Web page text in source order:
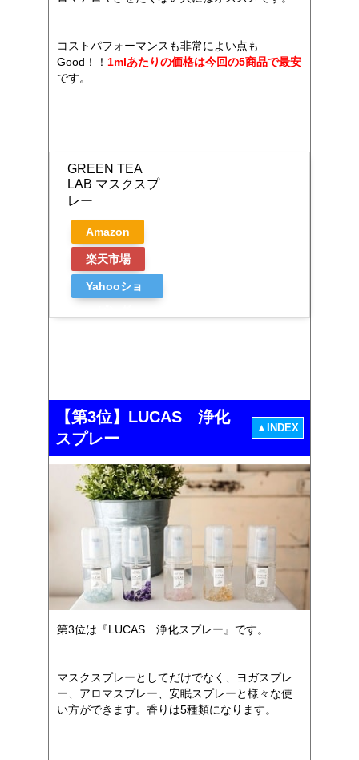
コストパフォーマンスも非常によい点も
Good！！ 1mlあたりの価格は今回の5商品で最安
です。
GREEN TEA
LAB マスクスプ
レー
Amazon
楽天市場
Yahooショ
【第3位】LUCAS 浄化
スプレー
▲INDEX
第3位は『LUCAS 浄化スプレー』です。
マスクスプレーとしてだけでなく、ヨガスプレ
ー、アロマスプレー、安眠スプレーと様々な使
い方ができます。香りは5種類になります。